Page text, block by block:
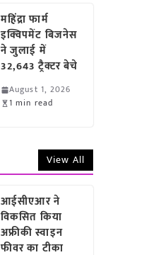
महिंद्रा फार्म
इक्विपमेंट बिजनेस
ने जुलाई में
32,643 ट्रैक्टर बेचे
August 1, 2026
1 min read
View All
आईसीएआर ने
विकसित किया
अफ्रीकी स्वाइन
फीवर का टीका